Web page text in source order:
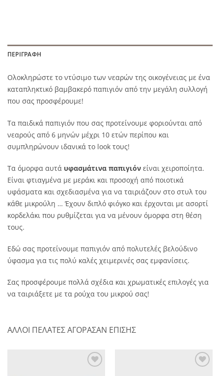
ΠΕΡΙΓΡΑΦΉ
Ολοκληρώστε το ντύσιμο των νεαρών της οικογένειας με ένα
καταπληκτικό βαμβακερό παπιγιόν από την μεγάλη συλλογή
που σας προσφέρουμε!
Τα παιδικά παπιγιόν που σας προτείνουμε φοριούνται από
νεαρούς από 6 μηνών μέχρι 10 ετών περίπου και
συμπληρώνουν ιδανικά το look τους!
Τα όμορφα αυτά υφασμάτινα παπιγιόν είναι χειροποίητα.
Είναι φτιαγμένα με μεράκι και προσοχή από ποιοτικά
υφάσματα και σχεδιασμένα για να ταιριάζουν στο στυλ του
κάθε μικρούλη … Έχουν διπλό φιόγκο και έρχονται με ασορτί
κορδελάκι που ρυθμίζεται για να μένουν όμορφα στη θέση
τους.
Εδώ σας προτείνουμε παπιγιόν από πολυτελές βελούδινο
ύφασμα για τις πολύ καλές χειμερινές σας εμφανίσεις.
Σας προσφέρουμε πολλά σχέδια και χρωματικές επιλογές για
να ταιριάξετε με τα ρούχα του μικρού σας!
ΑΛΛΟΙ ΠΕΛΑΤΕΣ ΑΓΟΡΑΣΑΝ ΕΠΙΣΗΣ